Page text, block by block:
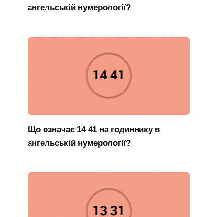
ангельській нумерології?
Що означає 14 41 на годиннику в
ангельській нумерології?